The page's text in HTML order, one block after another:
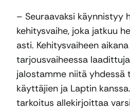
– Seuraavaksi käynnistyy
kehitysvaihe, joka jatkuu
asti. Kehitysvaiheen
tarjousvaiheessa
jalostamme niitä yhdessä
käyttäjien ja Laptin
tarkoitus allekirjoittaa